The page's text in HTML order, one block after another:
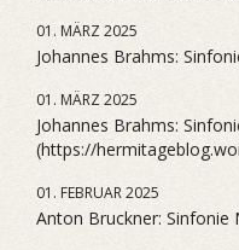
01. MÄRZ 2025
Johannes Brahms:
01. MÄRZ 2025
Johannes Brahms:
(https://
01. FEBRUAR 2025
Anton Bruckner: Sinfonie